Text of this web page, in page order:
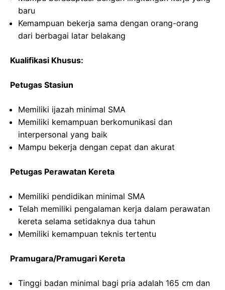
baru
Kemampuan bekerja sama dengan orang-orang
dari berbagai latar belakang
Kualifikasi Khusus:
Petugas Stasiun
Memiliki ijazah minimal SMA
Memiliki kemampuan berkomunikasi dan
interpersonal yang baik
Mampu bekerja dengan cepat dan akurat
Petugas Perawatan Kereta
Memiliki pendidikan minimal SMA
Telah memiliki pengalaman kerja dalam perawatan
kereta selama setidaknya dua tahun
Memiliki kemampuan teknis tertentu
Pramugara/Pramugari Kereta
Tinggi badan minimal bagi pria adalah 165 cm dan